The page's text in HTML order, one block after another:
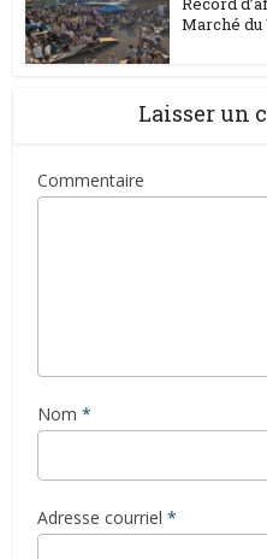
Marché du
Laisser un
Commentaire
Nom *
Adresse courriel *